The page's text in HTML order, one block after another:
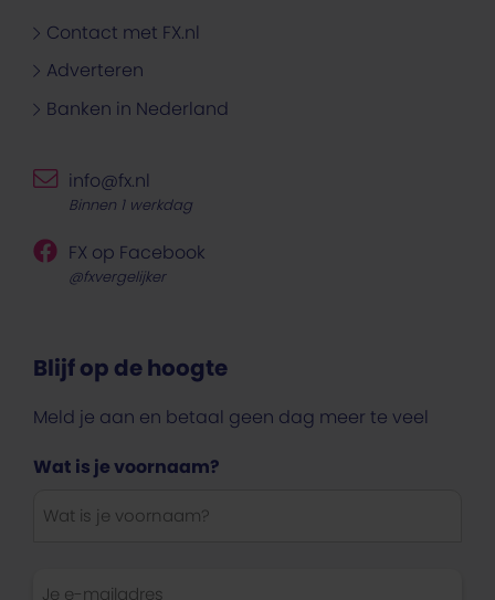
Contact met FX.nl
Adverteren
Banken in Nederland
Blijf op de hoogte
Meld je aan en betaal geen dag meer te veel
Wat is je voornaam?
info@fx.nl
Binnen 1 werkdag
FX op Facebook
@fxvergelijker